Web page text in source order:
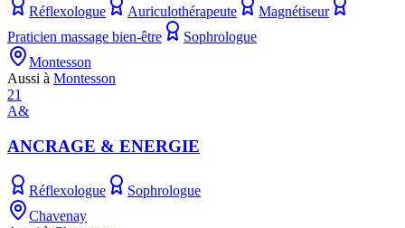
Réflexologue Auriculothérapeute
Magnétiseur
Praticien massage bien-être
Sophrologue
Montesson
Aussi à Montesson
21
A&
ANCRAGE & ENERGIE
Réflexologue
Sophrologue
Chavenay